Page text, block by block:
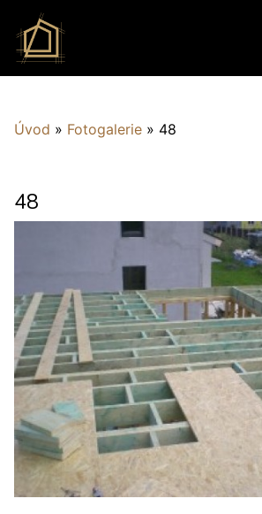
Úvod » Fotogalerie » 48
48